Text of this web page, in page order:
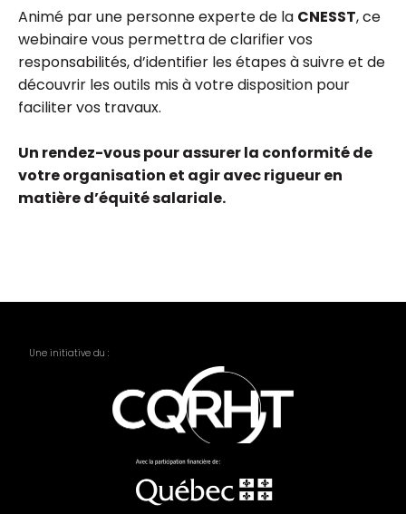
Animé par une personne experte de la CNESST, ce
webinaire vous permettra de clarifier vos
responsabilités, d’identifier les étapes à suivre et de
découvrir les outils mis à votre disposition pour
faciliter vos travaux.
Un rendez-vous pour assurer la conformité de
votre organisation et agir avec rigueur en
matière d’équité salariale.
Une initiative du :